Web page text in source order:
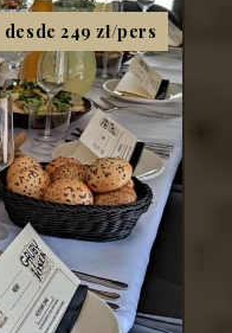
desde 249 zł/pers